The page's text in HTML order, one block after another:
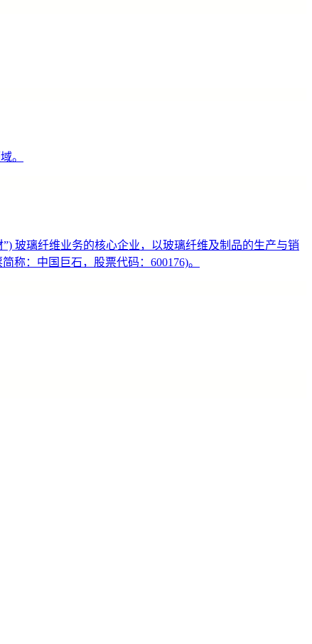
。
玻璃纤维业务的核心企业，以玻璃纤维及制品的生产与销
称：中国巨石，股票代码：600176)。